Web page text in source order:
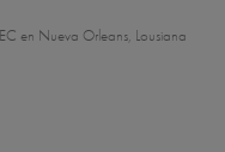
en Nueva Orleans, Lousiana